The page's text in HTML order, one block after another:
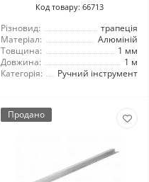
Код товару: 66713
Різновид:
трапеція
Матеріал:
Алюміній
Товщина:
1 мм
Довжина:
1 м
Категорія:
Ручний інструмент
Продано